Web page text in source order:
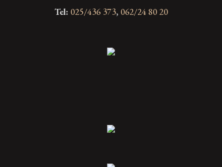
Tel: 025/436 373, 062/24 80 20